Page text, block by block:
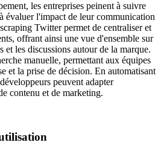
les entreprises peinent à suivre
évaluer l'impact de leur communication
Twitter permet de centraliser et
offrant ainsi une vue d'ensemble sur
et les discussions autour de la marque.
manuelle, permettant aux équipes
et la prise de décision. En automatisant
peuvent adapter
contenu et de marketing.